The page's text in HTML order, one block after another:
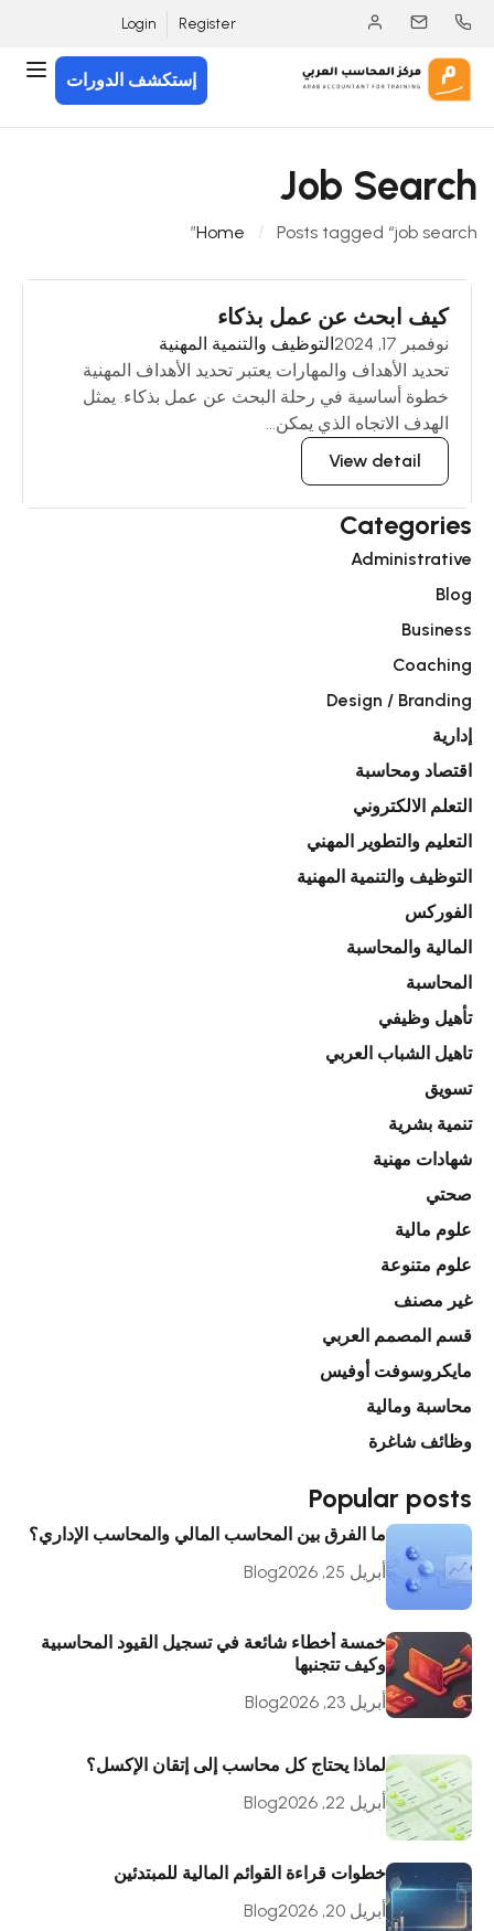
Register
Login
إستكشف الدورات
Job Search
Home Posts tagged “job search”
كيف ابحث عن عمل بذكاء
نوفمبر 17, 2024
التوظيف والتنمية المهنية
تحديد الأهداف والمهارات يعتبر تحديد الأهداف المهنية
خطوة أساسية في رحلة البحث عن عمل بذكاء. يمثل
الهدف الاتجاه الذي يمكن...
View detail
Categories
Administrative
Blog
Business
Coaching
Design / Branding
إدارية
اقتصاد ومحاسبة
التعلم الالكتروني
التعليم والتطوير المهني
التوظيف والتنمية المهنية
الفوركس
المالية والمحاسبة
المحاسبة
تأهيل وظيفي
تاهيل الشباب العربي
تسويق
تنمية بشرية
شهادات مهنية
صحتي
علوم مالية
علوم متنوعة
غير مصنف
قسم المصمم العربي
مايكروسوفت أوفيس
محاسبة ومالية
وظائف شاغرة
Popular posts
ما الفرق بين المحاسب المالي والمحاسب الإداري؟
أبريل 25, 2026
Blog
خمسة أخطاء شائعة في تسجيل القيود المحاسبية
وكيف تتجنبها
أبريل 23, 2026
Blog
لماذا يحتاج كل محاسب إلى إتقان الإكسل؟
أبريل 22, 2026
Blog
خطوات قراءة القوائم المالية للمبتدئين
أبريل 20, 2026
Blog